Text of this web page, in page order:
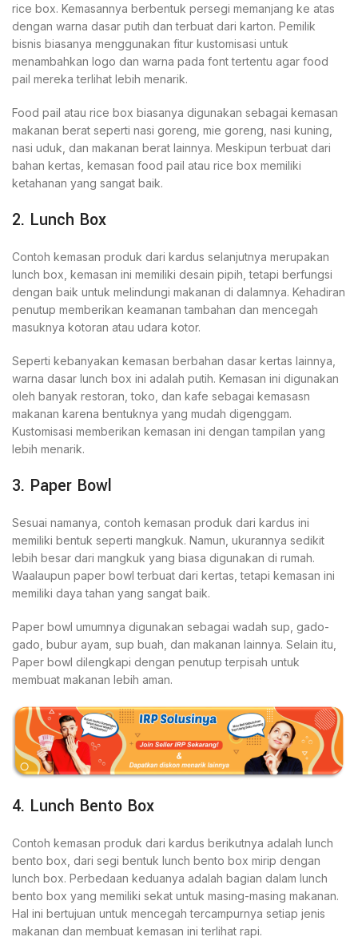
rice box. Kemasannya berbentuk persegi memanjang ke atas
dengan warna dasar putih dan terbuat dari karton. Pemilik
bisnis biasanya menggunakan fitur kustomisasi untuk
menambahkan logo dan warna pada font tertentu agar food
pail mereka terlihat lebih menarik.
Food pail atau rice box biasanya digunakan sebagai kemasan
makanan berat seperti nasi goreng, mie goreng, nasi kuning,
nasi uduk, dan makanan berat lainnya. Meskipun terbuat dari
bahan kertas, kemasan food pail atau rice box memiliki
ketahanan yang sangat baik.
2. Lunch Box
Contoh kemasan produk dari kardus selanjutnya merupakan
lunch box, kemasan ini memiliki desain pipih, tetapi berfungsi
dengan baik untuk melindungi makanan di dalamnya. Kehadiran
penutup memberikan keamanan tambahan dan mencegah
masuknya kotoran atau udara kotor.
Seperti kebanyakan kemasan berbahan dasar kertas lainnya,
warna dasar lunch box ini adalah putih. Kemasan ini digunakan
oleh banyak restoran, toko, dan kafe sebagai kemasasn
makanan karena bentuknya yang mudah digenggam.
Kustomisasi memberikan kemasan ini dengan tampilan yang
lebih menarik.
3. Paper Bowl
Sesuai namanya, contoh kemasan produk dari kardus ini
memiliki bentuk seperti mangkuk. Namun, ukurannya sedikit
lebih besar dari mangkuk yang biasa digunakan di rumah.
Waalaupun paper bowl terbuat dari kertas, tetapi kemasan ini
memiliki daya tahan yang sangat baik.
Paper bowl umumnya digunakan sebagai wadah sup, gado-
gado, bubur ayam, sup buah, dan makanan lainnya. Selain itu,
Paper bowl dilengkapi dengan penutup terpisah untuk
membuat makanan lebih aman.
4. Lunch Bento Box
Contoh kemasan produk dari kardus berikutnya adalah lunch
bento box, dari segi bentuk lunch bento box mirip dengan
lunch box. Perbedaan keduanya adalah bagian dalam lunch
bento box yang memiliki sekat untuk masing-masing makanan.
Hal ini bertujuan untuk mencegah tercampurnya setiap jenis
makanan dan membuat kemasan ini terlihat rapi.